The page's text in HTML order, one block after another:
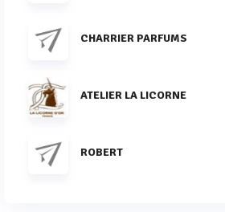
CHARRIER PARFUMS
ATELIER LA LICORNE
ROBERT